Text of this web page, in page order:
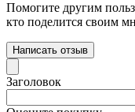
Помогите другим
кто поделится своим
Написать отзыв
Заголовок